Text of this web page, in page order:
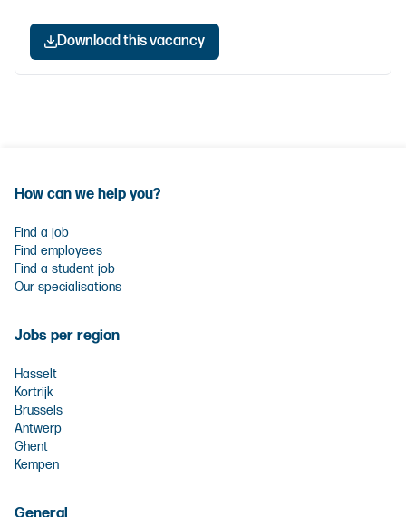
Download this vacancy
How can we help you?
Find a job
Find employees
Find a student job
Our specialisations
Jobs per region
Hasselt
Kortrijk
Brussels
Antwerp
Ghent
Kempen